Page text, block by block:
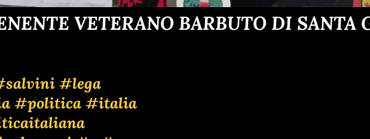
VETERANO BARBUTO DI SANTA
#lega
#politica #italia